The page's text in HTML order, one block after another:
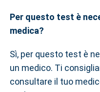
Per questo test è
medica?
Sì, per questo test è
un medico. Ti
consultare il tuo